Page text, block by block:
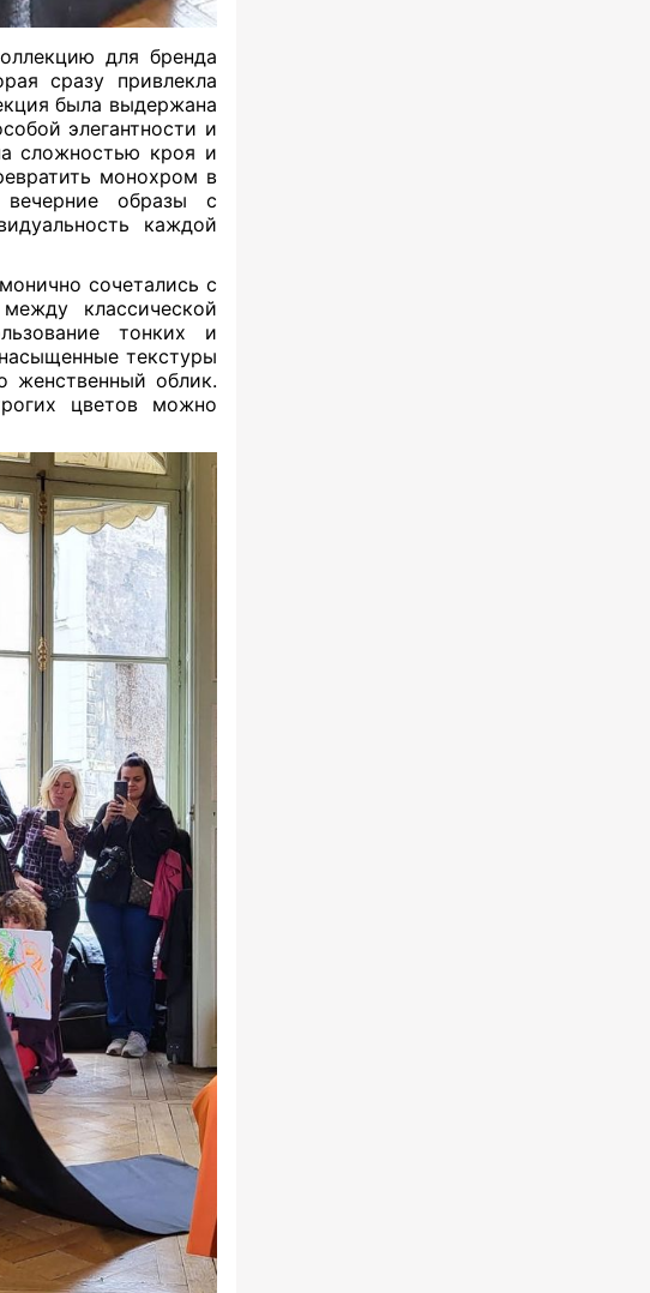
для бренда
сразу привлекла
была выдержана
элегантности и
сложностью кроя и
монохром в
вечерние образы с
каждой
сочетались с
классической
тонких и
текстуры
женственный облик.
цветов можно